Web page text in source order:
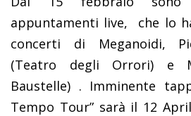
appuntamenti live, che lo
concerti di Meganoidi,
(Teatro degli Orrori) e
Baustelle) . Imminente
Tempo Tour” sarà il 12